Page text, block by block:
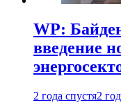
WP:
введение
2 года спустя2